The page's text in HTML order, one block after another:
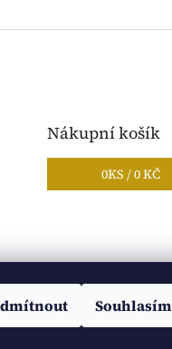
Souhlasím
Nákupní košík
0KS /0 KČ